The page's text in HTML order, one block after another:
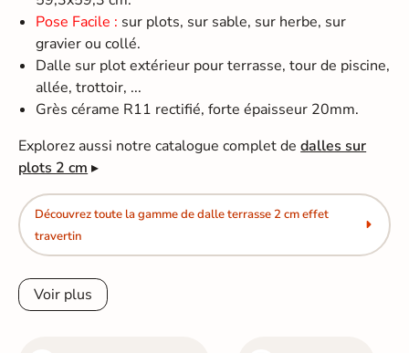
Pose Facile : sur plots, sur sable, sur herbe, sur
gravier ou collé.
Dalle sur plot extérieur pour terrasse, tour de piscine,
allée, trottoir, ...
Grès cérame R11 rectifié, forte épaisseur 20mm.
Explorez aussi notre catalogue complet dedalles sur
plots 2 cm ▸
Découvrez toute la gamme de dalle terrasse 2 cm effet
travertin
Voir plus